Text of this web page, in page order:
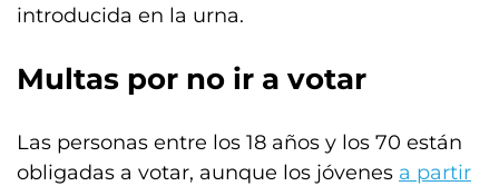
introducida en la urna.
Multas por no ir a votar
Las personas entre los 18 años y los 70 están
obligadas a votar, aunque los jóvenes a partir